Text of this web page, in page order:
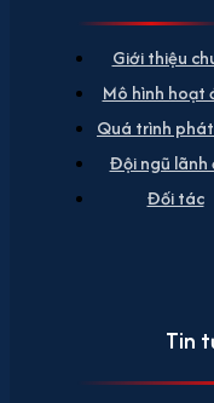
Giới thiệu
Mô hình hoạt
Quá trình
Đội ngũ lãnh
Đối tác
Tin